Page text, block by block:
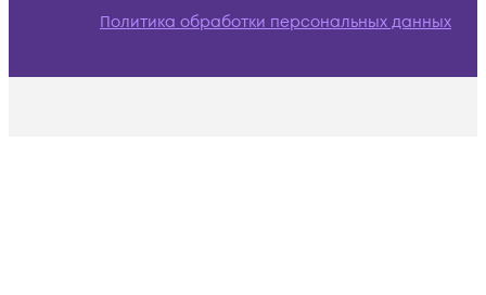
Политика обработки персональных данных